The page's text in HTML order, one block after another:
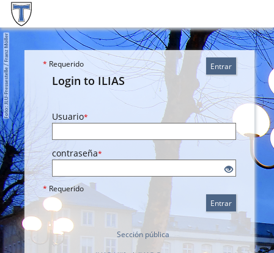
Entrar
* Requerido
Login to ILIAS
Usuario*
contraseña*
* Requerido
Entrar
Sección pública